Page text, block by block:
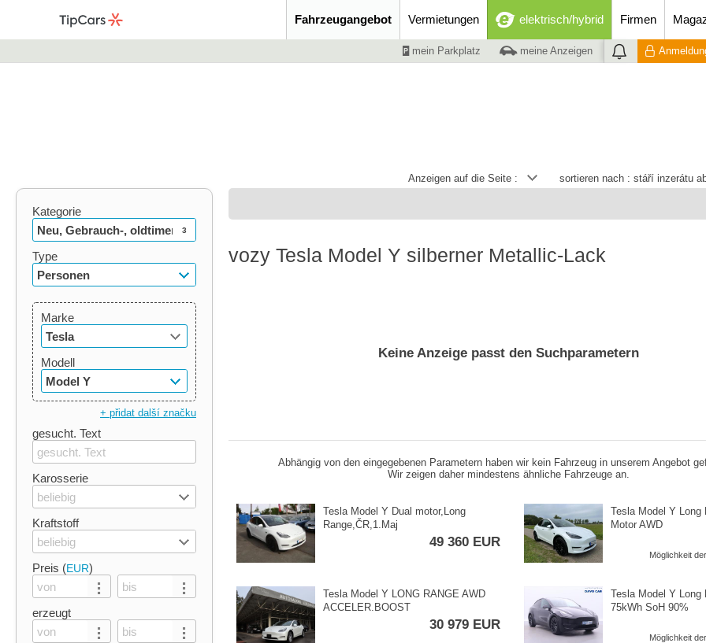
Fahrzeugangebot Vermietungen elektrisch/hybrid Firmen
mein Parkplatz meine Anzeigen
sortieren nach : stáří inzerátu
Anzeigen auf die Seite :
Kategorie
Neu, Gebrauch-, oldtimer
3
Type
Personen
Marke
Tesla
Modell
Model Y
+ přidat další značku
gesucht. Text
Karosserie
beliebig
Kraftstoff
beliebig
Preis (EUR)
erzeugt
vozy Tesla Model Y silberner Metallic-Lack
Keine Anzeige passt den Suchparametern
Abhängig von den eingegebenen Parametern haben wir kein Fahrzeug in unserem Angebot
Wir zeigen daher mindestens ähnliche Fahrzeuge an.
Tesla Model Y Dual motor,​Long
Range,​ČR,​1.Maj
49 360 EUR
Tesla Model Y Long
Motor AWD
Möglichkeit
Tesla Model Y LONG RANGE AWD
ACCELER.BOOST
30 979 EUR
Tesla Model Y Long
75kWh SoH 90%
Möglichkeit